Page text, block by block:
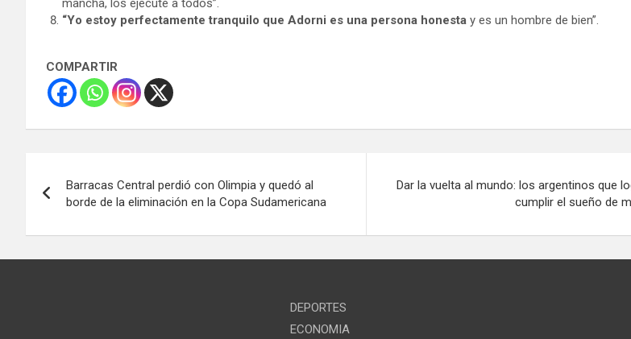
mancha, los ejecuté a todos”.
“Yo estoy perfectamente tranquilo que Adorni es una persona honesta y es un hombre de bien”.
COMPARTIR
de
entradas
Barracas Central perdió con Olimpia y quedó al
borde de la eliminación en la Copa Sudamericana
Dar la vuelta al mundo: los argentinos que
cumplir el sueño de
DEPORTES
ECONOMIA